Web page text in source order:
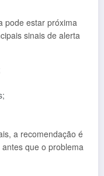
pode estar próxima
sinais de alerta
a recomendação é
que o problema